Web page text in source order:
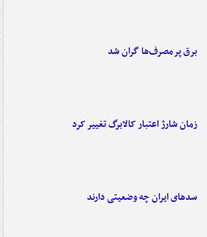
برق پرمصرف‌ها گران شد
زمان شارژ اعتبار کالابرگ تغییر کرد
سدهای ایران چه وضعیتی دارند